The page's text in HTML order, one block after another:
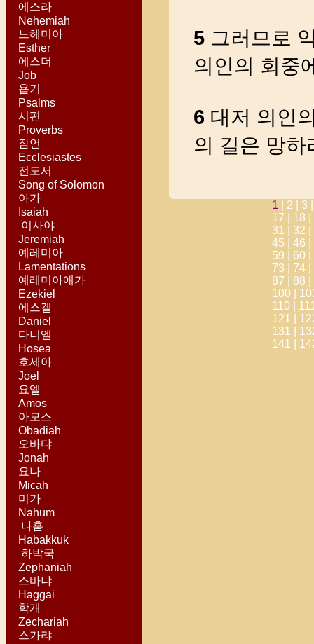
에스라
Nehemiah
느헤미아
Esther
에스더
Job
욥기
Psalms
시편
Proverbs
잠언
Ecclesiastes
전도서
Song of Solomon
아가
Isaiah
이사야
Jeremiah
예레미아
Lamentations
예레미아애가
Ezekiel
에스겔
Daniel
다니엘
Hosea
호세아
Joel
요엘
Amos
아모스
Obadiah
오바댜
Jonah
요나
Micah
미가
Nahum
나훔
Habakkuk
하박국
Zephaniah
스바냐
Haggai
학개
Zechariah
스가랴
5그러므로
의인의 회중
6 대저 의인
의 길은 망하
1 2 | 3
17 | 18 |
31 | 32 |
45 | 46 |
59 | 60 |
73 | 74 |
87 | 88 |
100 |
110 |
121 |
131 |
141 |